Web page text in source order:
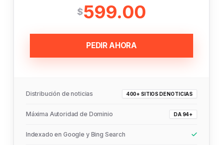
$599.00
PEDIR AHORA
Distribución de noticias 400+ SITIOS DE NOTICIAS
Máxima Autoridad de Dominio DA 94+
Indexado en Google y Bing Search